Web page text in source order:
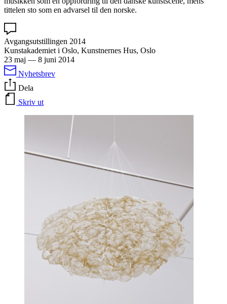
tittelen sto som en advarsel til den norske.
Avgangsutstillingen 2014
Kunstakademiet i Oslo, Kunstnernes Hus, Oslo
23 maj — 8 juni 2014
Nyhetsbrev
Dela
Skriv ut